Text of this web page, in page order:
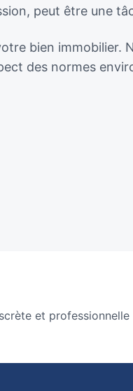
peut être une
bien immobilier.
des normes
et